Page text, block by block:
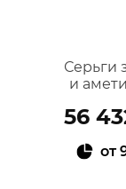
Серьги
и
56
от